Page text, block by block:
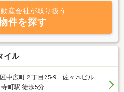
産会社が取り扱う
件を探す
イル
中広町２丁目25-9 佐々木ビル
町駅 徒歩5分